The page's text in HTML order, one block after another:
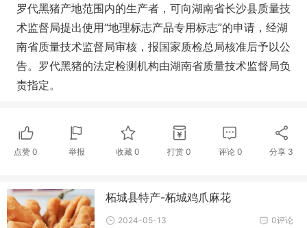
罗代黑猪产地范围内的生产者，可向湖南省长沙县质量技
术监督局提出使用“地理标志产品专用标志”的申请，经湖
南省质量技术监督局审核，报国家质检总局核准后予以公
告。罗代黑猪的法定检测机构由湖南省质量技术监督局负
责指定。
点赞 0 举报 收藏0 打赏 0 评论 0 分享 3
柘城县特产-柘城鸡爪麻花
0评论
2024-05-13